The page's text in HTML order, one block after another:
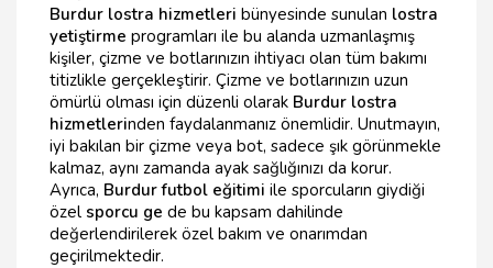
Burdur lostra hizmetleri bünyesinde sunulan lostra
yetiştirme programları ile bu alanda uzmanlaşmış
kişiler, çizme ve botlarınızın ihtiyacı olan tüm bakımı
titizlikle gerçekleştirir. Çizme ve botlarınızın uzun
ömürlü olması için düzenli olarak Burdur lostra
hizmetlerinden faydalanmanız önemlidir. Unutmayın,
iyi bakılan bir çizme veya bot, sadece şık görünmekle
kalmaz, aynı zamanda ayak sağlığınızı da korur.
Ayrıca, Burdur futbol eğitimi ile sporcuların giydiği
özel sporcu ge de bu kapsam dahilinde
değerlendirilerek özel bakım ve onarımdan
geçirilmektedir.